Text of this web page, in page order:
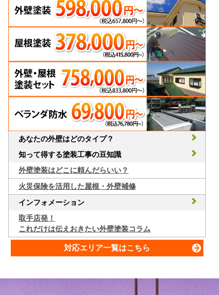
あなたの外壁はどのタイプ？
知って得する塗装工事の豆知識
外壁塗装はどこに頼んだらいい？
火災保険を活用した屋根・外壁補修
インフォメーション
取手店発！
これだけは伝えおきたい外壁塗装コラム
対応エリア一覧はこちら